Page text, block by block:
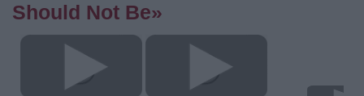
Should Not Be»